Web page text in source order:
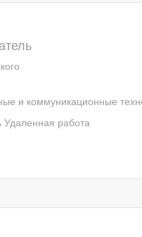
и коммуникационные
Удаленная работа